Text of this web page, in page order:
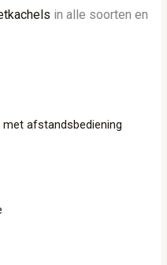
in alle soorten en
met afstandsbediening